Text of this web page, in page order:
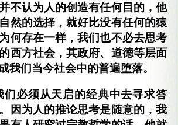
不认为人的创造有任何目的，他
然的选择，就好比没有任何的猿
何存在一样，我们也不必去思考
西方社会，其政府、道德等层面
我们当今社会中的普遍堕落。
必须从天启的经典中去寻求答
因为人的推论思考是随意的，我